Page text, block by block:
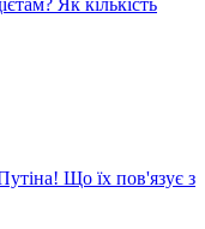
Що їх пов'язує з